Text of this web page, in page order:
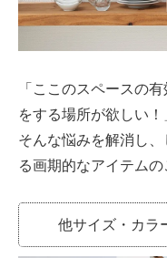
「ここのスペースの
をする場所が欲しい！
そんな悩みを解消し
る画期的なアイテムの
他サイズ・カラ